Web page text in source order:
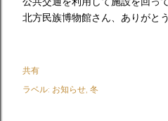
北方民族博物館さん、ありがと
共有
ラベル: お知らせ 冬